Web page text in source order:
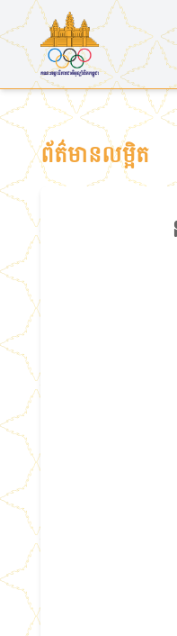
ព័ត៌មានលម្អិត